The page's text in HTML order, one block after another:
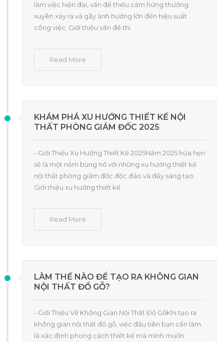
làm việc hiện đại, vấn đề thiếu cảm hứng thường
xuyên xảy ra và gây ảnh hưởng lớn đến hiệu suất
công việc. Giới thiệu vấn đề thi
Read More
KHÁM PHÁ XU HƯỚNG THIẾT KẾ NỘI
THẤT PHÒNG GIÁM ĐỐC 2025
- Giới Thiệu Xu Hướng Thiết Kế 2025Năm 2025 hứa hẹn
sẽ là một năm bùng nổ với những xu hướng thiết kế
nội thất phòng giám đốc độc đáo và đầy sáng tạo.
Giới thiệu xu hướng thiết kế
Read More
LÀM THẾ NÀO ĐỂ TẠO RA KHÔNG GIAN
NỘI THẤT ĐỒ GỖ?
- Giới Thiệu Về Không Gian Nội Thất Đồ GỗKhi tạo ra
không gian nội thất đồ gỗ, việc đầu tiên bạn cần làm
là xác định phong cách thiết kế mà mình muốn